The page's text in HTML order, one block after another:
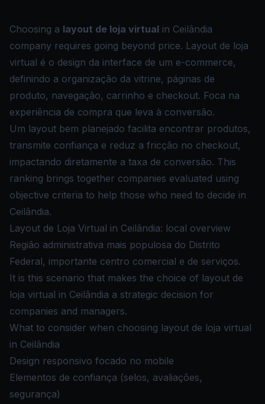
Choosing a layout de loja virtual in Ceilândia
company requires going beyond price. Layout de loja
virtual é o design da interface de um e-commerce,
definindo a organização da vitrine, páginas de
produto, navegação, carrinho e checkout. Foca na
experiência de compra que leva à conversão.
Um layout bem planejado facilita encontrar produtos,
transmite confiança e reduz a fricção no checkout,
impactando diretamente a taxa de conversão. This
ranking brings together companies evaluated using
objective criteria to help those who need to decide in
Ceilândia.
Layout de Loja Virtual in Ceilândia: local overview
Região administrativa mais populosa do Distrito
Federal, importante centro comercial e de serviços.
It is this scenario that makes the choice of layout de
loja virtual in Ceilândia a strategic decision for
companies and managers.
What to consider when choosing layout de loja virtual
in Ceilândia
Design responsivo focado no mobile
Elementos de confiança (selos, avaliações,
segurança)